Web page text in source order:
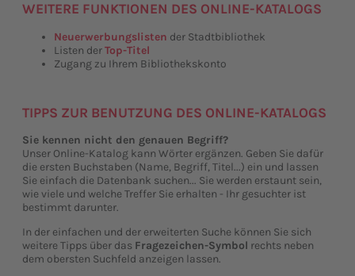
WEITERE FUNKTIONEN DES ONLINE-KATALOGS
Neuerwerbungslisten der Stadtbibliothek
Listen derTop-Titel
Zugang zu Ihrem Bibliothekskonto
TIPPS ZUR BENUTZUNG DES ONLINE-KATALOGS
Sie kennen nicht den genauen Begriff?
Unser Online-Katalog kann Wörter ergänzen. Geben Sie dafür
die ersten Buchstaben (Name, Begriff, Titel...) ein und lassen
Sie einfach die Datenbank suchen... Sie werden erstaunt sein,
wie viele und welche Treffer Sie erhalten - Ihr gesuchter ist
bestimmt darunter.
In der einfachen und der erweiterten Suche können Sie sich
weitere Tipps über das Fragezeichen-Symbol rechts neben
dem obersten Suchfeld anzeigen lassen.